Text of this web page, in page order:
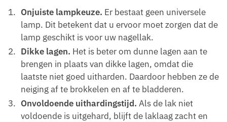
Onjuiste lampkeuze. Er bestaat geen universele
lamp. Dit betekent dat u ervoor moet zorgen dat de
lamp geschikt is voor uw nagellak.
Dikke lagen. Het is beter om dunne lagen aan te
brengen in plaats van dikke lagen, omdat die
laatste niet goed uitharden. Daardoor hebben ze de
neiging af te brokkelen en af te bladderen.
Onvoldoende uithardingstijd. Als de lak niet
voldoende is uitgehard, blijft de laklaag zacht en